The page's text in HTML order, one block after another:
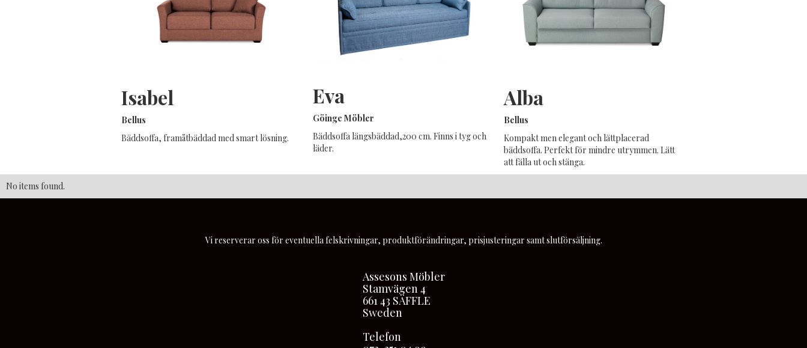
Isabel
Bellus
Bäddsoffa, framåtbäddad med smart lösning.
Eva
Göinge Möbler
Bäddsoffa längsbäddad,200 cm. Finns i tyg och
läder.
Alba
Bellus
Kompakt men elegant och lättplacerad
bäddsoffa. Perfekt för mindre utrymmen. Lätt
att fälla ut och stänga.
No items found.
Vi reserverar oss för eventuella felskrivningar, produktförändringar, prisjusteringar samt slutförsäljning.
Assesons Möbler
Stamvägen 4
661 43 SÄFFLE
Sweden
Telefon